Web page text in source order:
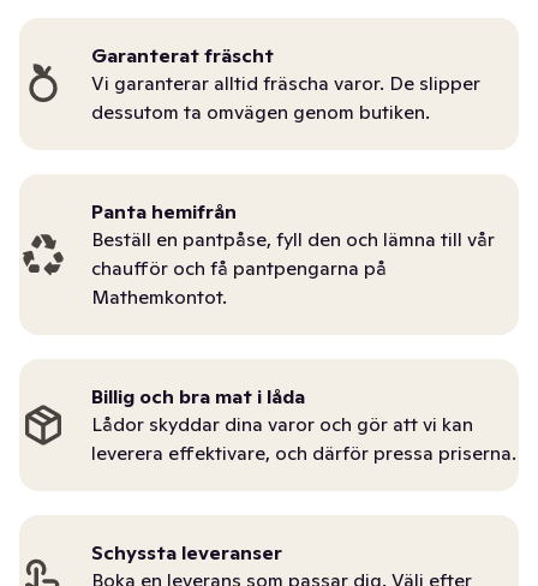
Garanterat fräscht
Vi garanterar alltid fräscha varor. De slipper
dessutom ta omvägen genom butiken.
Panta hemifrån
Beställ en pantpåse, fyll den och lämna till vår
chaufför och få pantpengarna på
Mathemkontot.
Billig och bra mat i låda
Lådor skyddar dina varor och gör att vi kan
leverera effektivare, och därför pressa priserna.
Schyssta leveranser
Boka en leverans som passar dig. Välj efter